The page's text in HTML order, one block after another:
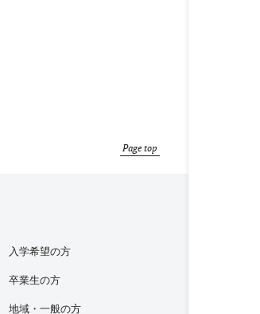
Page top
入学希望の方
卒業生の方
地域・一般の方